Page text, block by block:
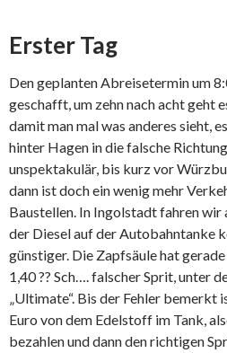
Erster Tag
Den geplanten Abreisetermin um
geschafft, um zehn nach acht geht
damit man mal was anderes sieht,
hinter Hagen in die falsche
unspektakulär, bis kurz vor
dann ist doch ein wenig mehr
Baustellen. In Ingolstadt fahren wir
der Diesel auf der Autobahntanke
günstiger. Die Zapfsäule hat
1,40 ?? Sch…. falscher Sprit, unter
„Ultimate“. Bis der Fehler bemerkt
Euro von dem Edelstoff im Tank,
bezahlen und dann den richtigen